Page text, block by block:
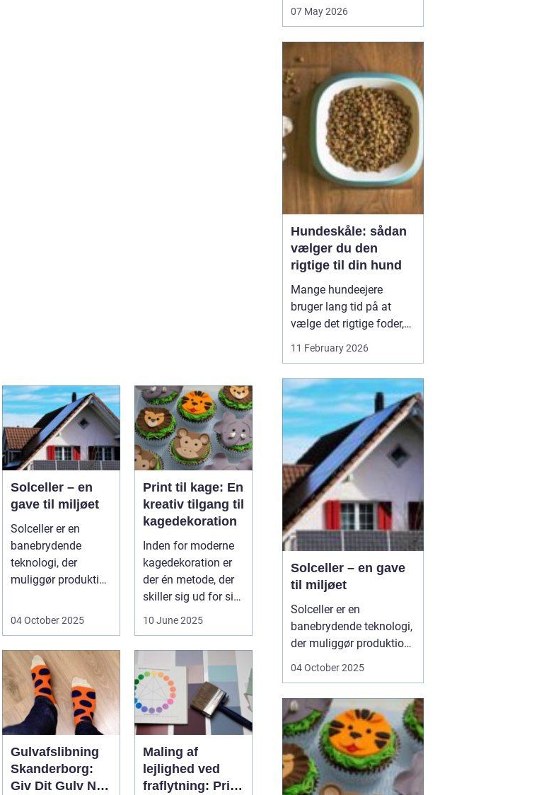
Solceller – en
gave til miljøet
Solceller er en
banebrydende
teknologi, der
muliggør produktion
udnytt...
04 October 2025
Print til kage: En
kreativ tilgang til
kagedekoration
Inden for moderne
kagedekoration er
der én metode, der
skiller sig ud for sin
evne til at bri...
10 June 2025
Gulvafslibning
Skanderborg:
Giv Dit Gulv Nyt
Maling af
lejlighed ved
fraflytning: Pris
rigtige pleje. I stedet
for tidligt. Med den rette
reparation af vinduer
kan du bevare husets
oprindelige udtryk,
forbedre ko...
07 May 2026
Hundeskåle: sådan
vælger du den
rigtige til din hund
Mange hundeejere
bruger lang tid på at
vælge det rigtige foder,
men selve skålen bliver
ofte en eftertanke. Det er
har...
11 February 2026
Solceller – en gave
til miljøet
Solceller er en
banebrydende teknologi,
der muliggør produktion
af elektricitet ved at
kan man omdanne
solens energi til grøn
strøm, der kan bruges til
at drive husholdni...
04 October 2025